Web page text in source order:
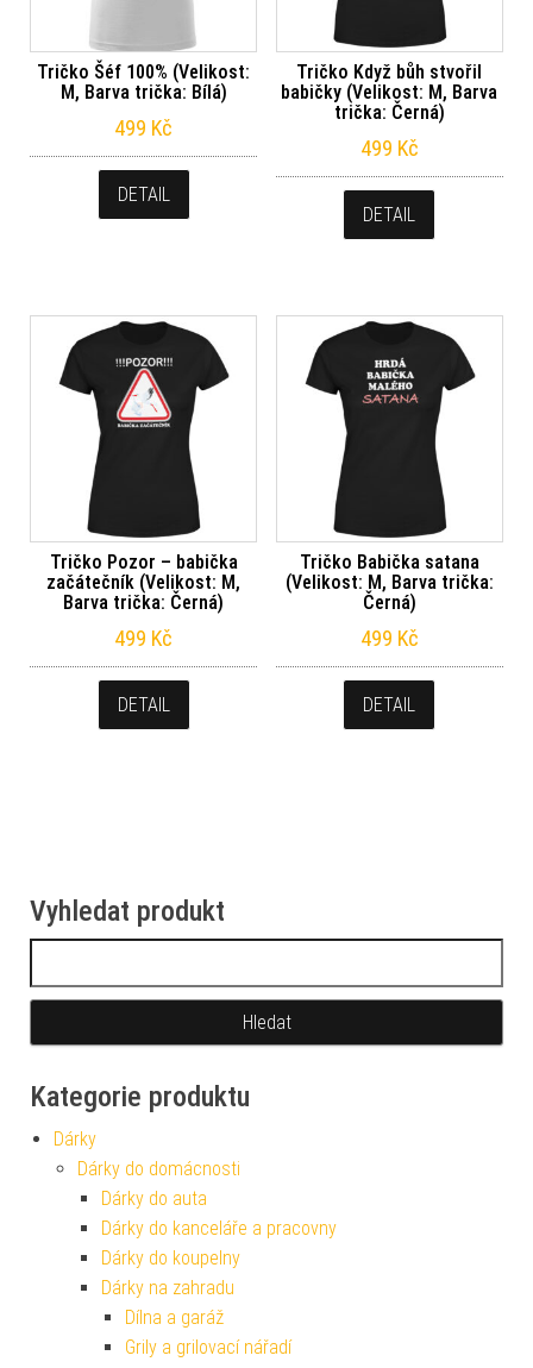
Tričko Šéf 100% (Velikost:
M, Barva trička: Bílá)
499 Kč
DETAIL
Tričko Když bůh stvořil
babičky (Velikost: M, Barva
trička: Černá)
499 Kč
DETAIL
Tričko Pozor – babička
začátečník (Velikost: M,
Barva trička: Černá)
499 Kč
DETAIL
Tričko Babička satana
(Velikost: M, Barva trička:
Černá)
499 Kč
DETAIL
Vyhledat produkt
Kategorie produktu
Dárky
Dárky do domácnosti
Dárky do auta
Dárky do kanceláře a pracovny
Dárky do koupelny
Dárky na zahradu
Dílna a garáž
Grily a grilovací nářadí